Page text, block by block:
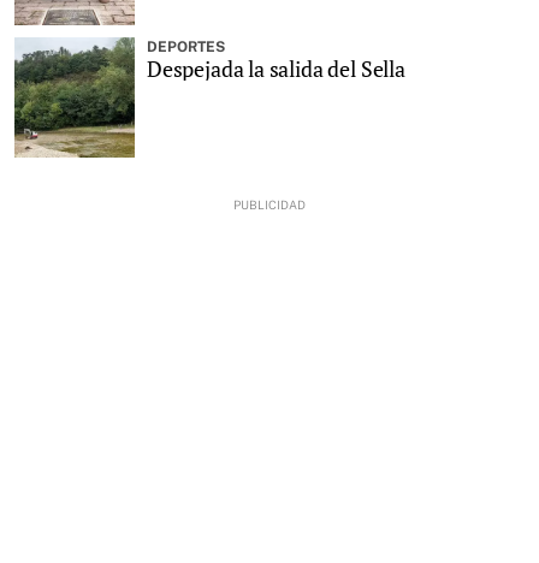
DEPORTES
Despejada la salida del Sella